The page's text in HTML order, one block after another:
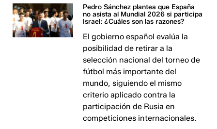
Pedro Sánchez plantea que España
no asista al Mundial 2026 si participa
Israel: ¿Cuáles son las razones?
El gobierno español evalúa la
posibilidad de retirar a la
selección nacional del torneo de
fútbol más importante del
mundo, siguiendo el mismo
criterio aplicado contra la
participación de Rusia en
competiciones internacionales.